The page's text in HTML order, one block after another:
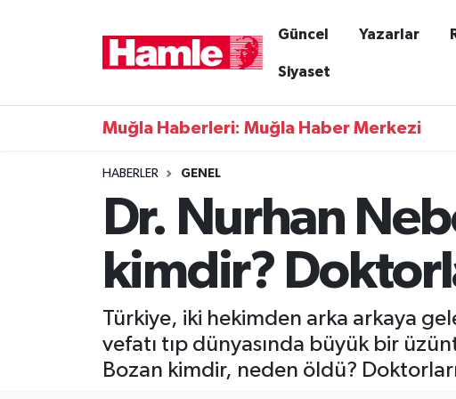
Güncel Yazarlar
Siyaset
Muğla Haberleri: Muğla Haber Merkezi
HABERLER GENEL
Dr. Nurhan
kimdir?
Türkiye, iki hekimden arka arkaya
vefatı tıp dünyasında büyük bir
Bozan kimdir, neden öldü?
Muğla Haber
Muğla Nöbetçi Eczaneler
Muğla Trafik Yoğunluk Haritası
Süper Lig Puan Durumu ve Fikstür
Son Dakika Haberleri